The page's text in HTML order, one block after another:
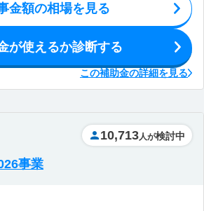
金額の相場を見る
が使えるか診断する
この補助金の詳細を見る
10,713 人が検討中
事業